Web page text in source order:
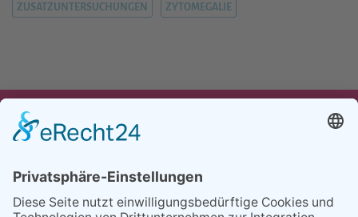
ZUSATZUNTERSUCHUNGEN ZYTOMEGALIE
UNSER ANGEBOT
PARTNER
REFERENZEN